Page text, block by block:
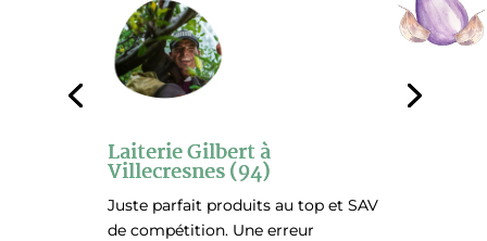
Laiterie Gilbert à
Villecresnes (94)
Juste parfait produits au top et SAV
de compétition. Une erreur